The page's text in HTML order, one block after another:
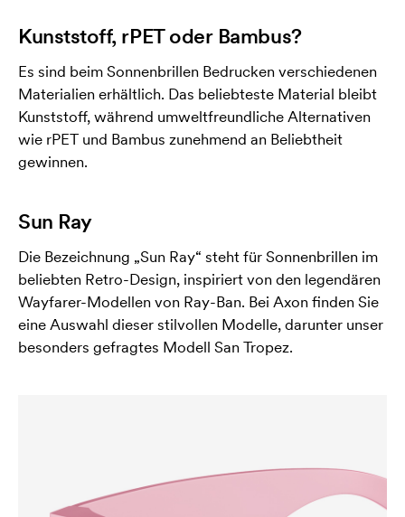
Kunststoff, rPET oder Bambus?
Es sind beim Sonnenbrillen Bedrucken verschiedenen
Materialien erhältlich. Das beliebteste Material bleibt
Kunststoff, während umweltfreundliche Alternativen
wie rPET und Bambus zunehmend an Beliebtheit
gewinnen.
Sun Ray
Die Bezeichnung „Sun Ray“ steht für Sonnenbrillen im
beliebten Retro-Design, inspiriert von den legendären
Wayfarer-Modellen von Ray-Ban. Bei Axon finden Sie
eine Auswahl dieser stilvollen Modelle, darunter unser
besonders gefragtes Modell San Tropez.